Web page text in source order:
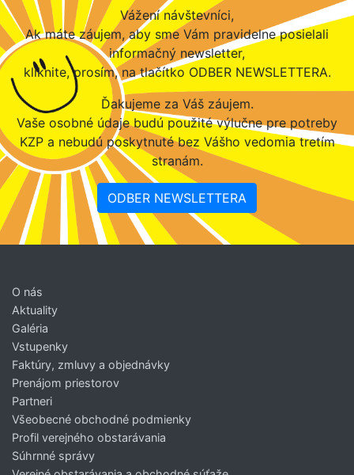
Vážení návštevníci,
Ak máte záujem, aby sme Vám pravidelne posielali
informačný newsletter,
kliknite, prosím, na tlačítko ODBER NEWSLETTERA.
Ďakujeme za Váš záujem.
Vaše osobné údaje budú použité výlučne pre potreby
KZP a nebudú poskytnuté bez Vášho vedomia tretím
stranám.
ODBER NEWSLETTERA
O nás
Aktuality
Galéria
Vstupenky
Faktúry, zmluvy a objednávky
Prenájom priestorov
Partneri
Všeobecné obchodné podmienky
Profil verejného obstarávania
Súhrnné správy